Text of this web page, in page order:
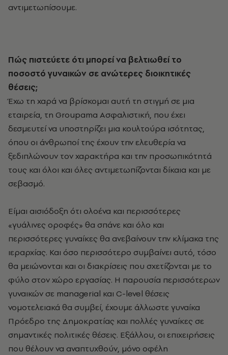
αντιμετωπίσουμε.
Πώς πιστεύετε ότι μπορεί να βελτιωθεί το
ποσοστό γυναικών σε ανώτερες διοικητικές
θέσεις;
Έχω τη χαρά να βρίσκομαι αυτή τη στιγμή σε μια
εταιρεία, τη Groupama Ασφαλιστική, που έχει
δεσμευτεί να υποστηρίζει μια κουλτούρα ισότητας,
όπου οι άνθρωποί της έχουν την ελευθερία να
ξεδιπλώνουν τον χαρακτήρα και την προσωπικότητά
τους και όλοι και όλες αντιμετωπίζονται δίκαια και με
σεβασμό.
Είμαι αισιόδοξη ότι ολοένα και περισσότερες
«γυάλινες οροφές» θα σπάνε και όλο και
περισσότερες γυναίκες θα ανεβαίνουν την κλίμακα της
ιεραρχίας. Και όσο περισσότερο συμβαίνει αυτό, τόσο
θα μειώνονται και οι διακρίσεις που σχετίζονται με το
φύλο στον χώρο εργασίας. Η παρουσία περισσότερων
γυναικών σε managerial και C-level θέσεις
νομοτελειακά θα συμβεί, έχουμε άλλωστε γυναίκα
Πρόεδρο της Δημοκρατίας και πολλές γυναίκες σε
σημαντικές πολιτικές θέσεις. Εξάλλου, οι επιχειρήσεις
που θέλουν να αναπτυχθούν, μόνο οφέλη